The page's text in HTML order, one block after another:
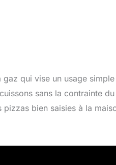
qui vise un usage
sans la contrainte
pizzas bien saisies à la